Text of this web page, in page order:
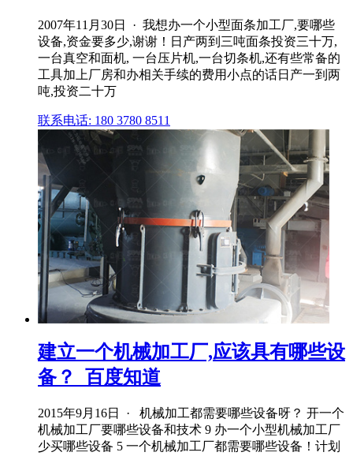
2007年11月30日 · 我想办一个小型面条加工厂,要哪些
设备,资金要多少,谢谢！日产两到三吨面条投资三十万,
一台真空和面机, 一台压片机,一台切条机,还有些常备的
工具加上厂房和办相关手续的费用小点的话日产一到两
吨,投资二十万
联系电话: 180 3780 8511
建立一个机械加工厂,应该具有哪些设
备？_百度知道
2015年9月16日 · 机械加工都需要哪些设备呀？ 开一个
机械加工厂要哪些设备和技术 9 办一个小型机械加工厂
少买哪些设备 5 一个机械加工厂都需要哪些设备！计划